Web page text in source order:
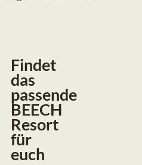
Findet
das
passende
BEECH
Resort
für
euch